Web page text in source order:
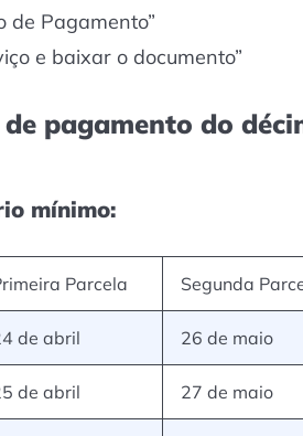
de Pagamento”
e baixar o documento”
pagamento do
mínimo:
Parcela Segunda
de abril 26 de maio
de abril 27 de maio